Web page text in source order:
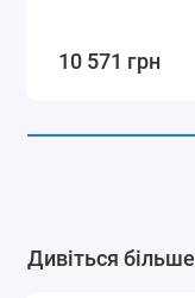
10 571 грн
Дивіться більше